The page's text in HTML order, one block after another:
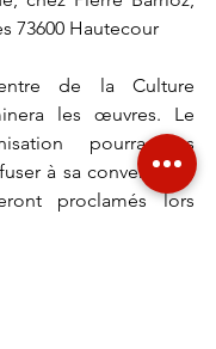
73600 Hautecour
de la Culture
les œuvres. Le
pourra les
à sa convenance.
proclamés lors